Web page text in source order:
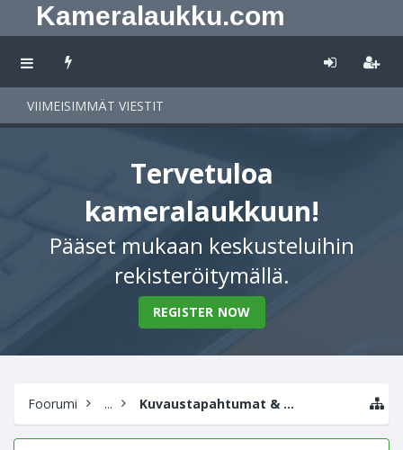
Kameralaukku.com
VIIMEISIMMÄT VIESTIT
Tervetuloa
kameralaukkuun!
Pääset mukaan keskusteluihin
rekisteröitymällä.
REGISTER NOW
Foorumi ... Kuvaustapahtumat & valokuvanäyttelyt